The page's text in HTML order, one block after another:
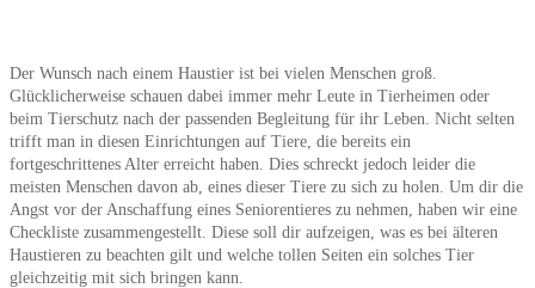
Der Wunsch nach einem Haustier ist bei vielen Menschen groß.
Glücklicherweise schauen dabei immer mehr Leute in Tierheimen oder
beim Tierschutz nach der passenden Begleitung für ihr Leben. Nicht selten
trifft man in diesen Einrichtungen auf Tiere, die bereits ein
fortgeschrittenes Alter erreicht haben. Dies schreckt jedoch leider die
meisten Menschen davon ab, eines dieser Tiere zu sich zu holen. Um dir die
Angst vor der Anschaffung eines Seniorentieres zu nehmen, haben wir eine
Checkliste zusammengestellt. Diese soll dir aufzeigen, was es bei älteren
Haustieren zu beachten gilt und welche tollen Seiten ein solches Tier
gleichzeitig mit sich bringen kann.